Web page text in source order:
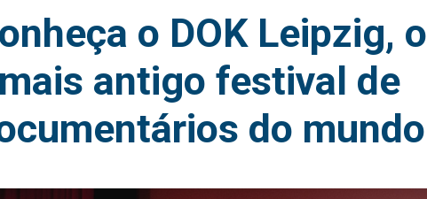
o DOK Leipzig, o
antigo festival de
do mundo